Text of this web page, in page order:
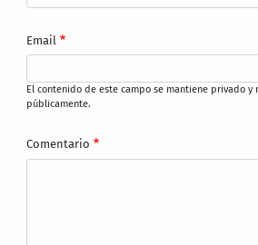
Email
El contenido de este campo se mantiene privado y
públicamente.
Comentario